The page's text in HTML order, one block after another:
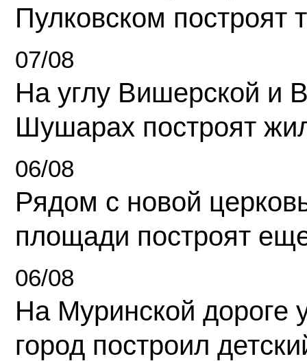
Пулковском построят
07/08
На углу Вишерской и
Шушарах построят
06/08
Рядом с новой
площади построят
06/08
На Муринской дороге
город построил